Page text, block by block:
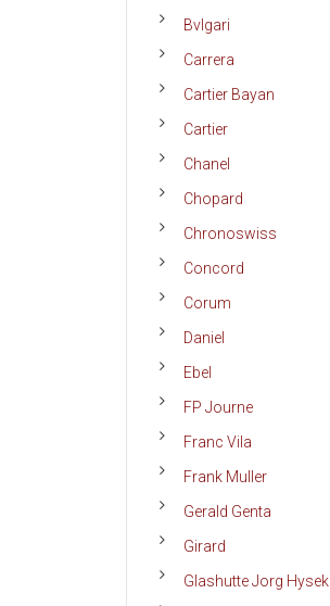
Bvlgari
Carrera
Cartier Bayan
Cartier
Chanel
Chopard
Chronoswiss
Concord
Corum
Daniel
Ebel
FP Journe
Franc Vila
Frank Muller
Gerald Genta
Girard
Glashutte Jorg Hysek